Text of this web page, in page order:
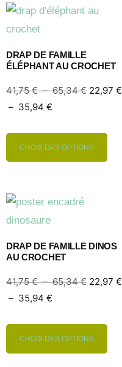
DRAP DE FAMILLE
ÉLÉPHANT AU CROCHET
41,75€ – 65,34€ 22,97 €
– 35,94 €
CHOIX DES OPTIONS
DRAP DE FAMILLE DINOS
AU CROCHET
41,75€ – 65,34€ 22,97 €
– 35,94 €
CHOIX DES OPTIONS